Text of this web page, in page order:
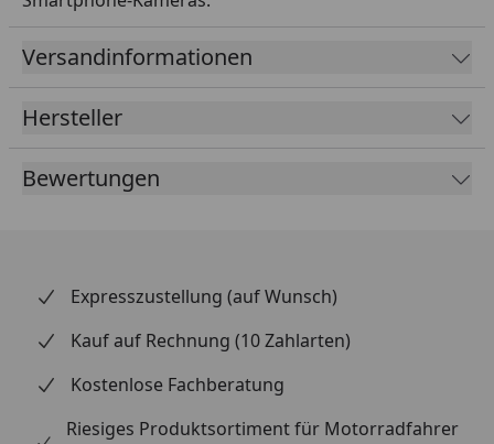
Versandinformationen
Hersteller
Bewertungen
Expresszustellung (auf Wunsch)
Kauf auf Rechnung (10 Zahlarten)
Kostenlose Fachberatung
Riesiges Produktsortiment für Motorradfahrer